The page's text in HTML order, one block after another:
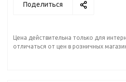
Поделиться
Цена действительна только для
отличаться от цен в розничных